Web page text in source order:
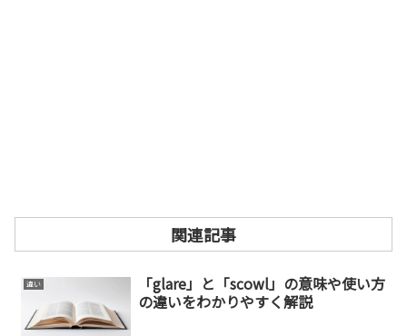
関連記事
違い
「glare」と「scowl」の意味や使い方
の違いをわかりやすく解説